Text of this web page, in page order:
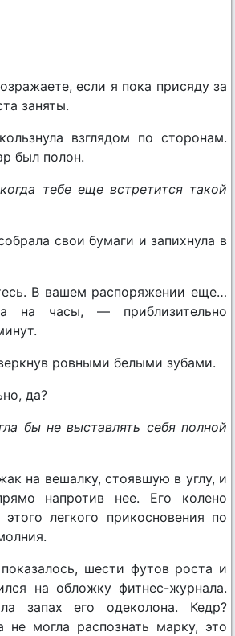
если я пока присяду за
заняты.
взглядом по сторонам.
был полон.
тебе еще встретится такой
свои бумаги и запихнула в
В вашем распоряжении еще…
на часы, — приблизительно
ровными белыми зубами.
да?
бы не выставлять себя полной
на вешалку, стоявшую в углу, и
напротив нее. Его колено
легкого прикосновения по
шести футов роста и
на обложку фитнес-журнала.
запах его одеколона. Кедр?
не могла распознать марку, это